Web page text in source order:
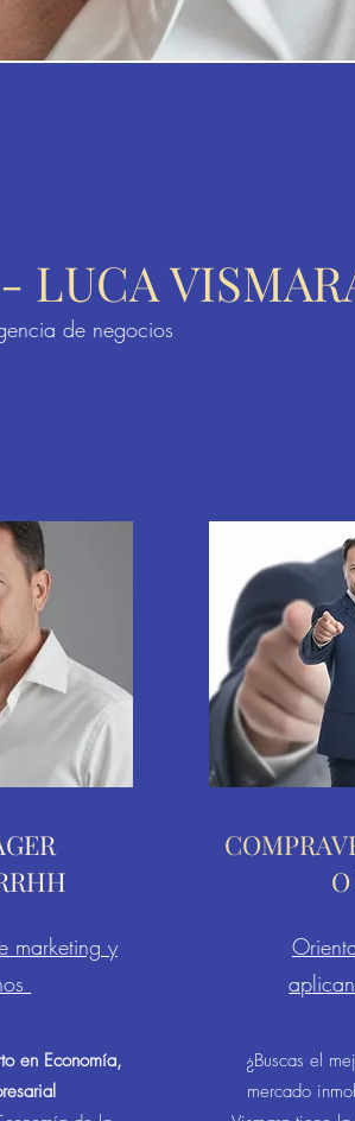
LUCA
de negocios
marketing y
en Economía,
¿Buscas el
mercado